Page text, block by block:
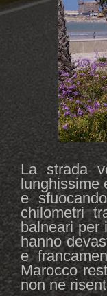
La strada
e
chilometri
balneari
hanno
e
Marocco
non ne